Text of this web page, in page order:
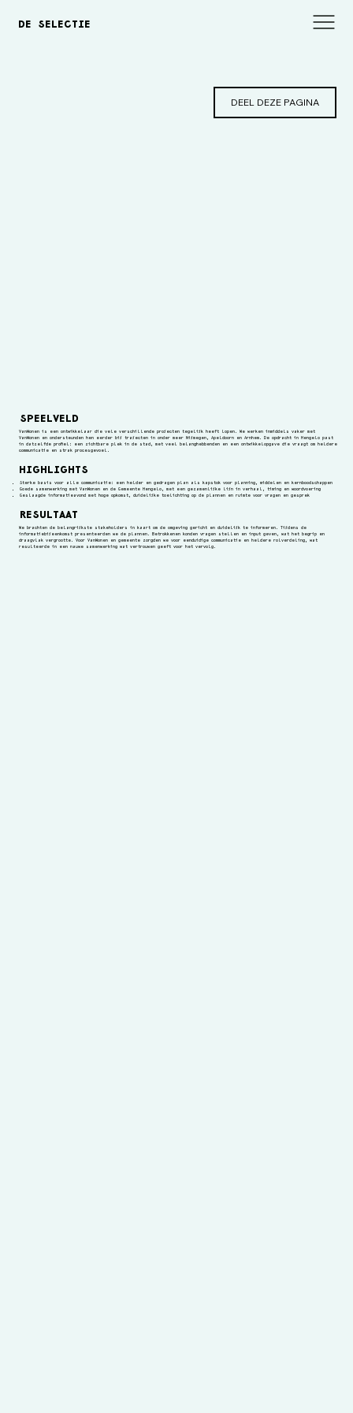
DE SELECTIE
DEEL DEZE PAGINA
SPEELVELD
VanWonen is een ontwikkelaar die vele verschillende projecten tegelijk heeft lopen. We werken inmiddels vaker met
VanWonen en ondersteunden hen eerder bij trajecten in onder meer Nijmegen, Apeldoorn en Arnhem. De opdracht in Hengelo past
in datzelfde profiel: een zichtbare plek in de stad, met veel belanghebbenden en een ontwikkelopgave die vraagt om heldere
communicatie en strak procesgevoel.
HIGHLIGHTS
Sterke basis voor alle communicatie: een helder en gedragen plan als kapstok voor planning, middelen en kernboodschappen
Goede samenwerking met VanWonen en de Gemeente Hengelo, met een gezamenlijke lijn in verhaal, timing en woordvoering
Geslaagde informatieavond met hoge opkomst, duidelijke toelichting op de plannen en ruimte voor vragen en gesprek
RESULTAAT
We brachten de belangrijkste stakeholders in kaart om de omgeving gericht en duidelijk te informeren. Tijdens de
informatiebijeenkomst presenteerden we de plannen. Betrokkenen konden vragen stellen en input geven, wat het begrip en
draagvlak vergrootte. Voor VanWonen en gemeente zorgden we voor eenduidige communicatie en heldere rolverdeling, wat
resulteerde in een nauwe samenwerking wat vertrouwen geeft voor het vervolg.